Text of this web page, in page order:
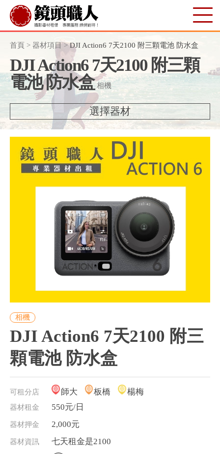
首頁 > 器材項目 >DJI Action6 7天2100 附三顆電池 防水盒
DJI Action6 7天2100 附三顆
電池 防水盒 相機
選擇器材
相機
DJI Action6 7天2100 附三
顆電池 防水盒
可租分店 師大 板橋 楊梅
器材租金 550元/日
器材押金 2,000元
器材資訊 七天租金是2100